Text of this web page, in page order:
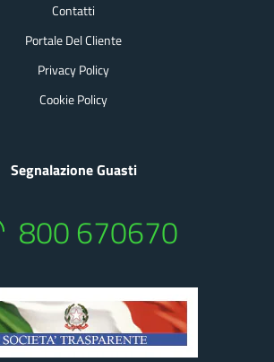
Contatti
Portale Del Cliente
Privacy Policy
Cookie Policy
Segnalazione Guasti
800 670670